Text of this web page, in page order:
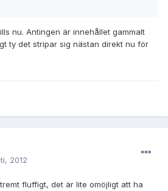
nu. Antingen är innehållet gammalt
ty det stripar sig nästan direkt nu för
2012
fluffigt, det är lite omöjligt att ha